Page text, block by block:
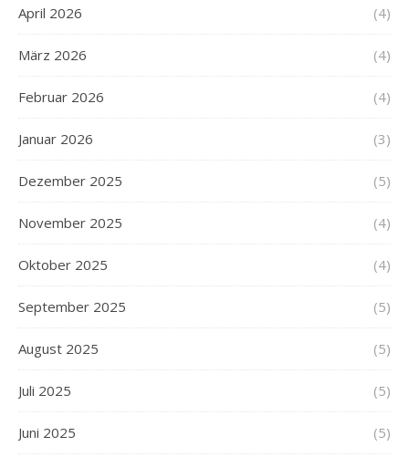
April 2026 (4)
März 2026 (4)
Februar 2026 (4)
Januar 2026 (3)
Dezember 2025 (5)
November 2025 (4)
Oktober 2025 (4)
September 2025 (5)
August 2025 (5)
Juli 2025 (5)
Juni 2025 (5)